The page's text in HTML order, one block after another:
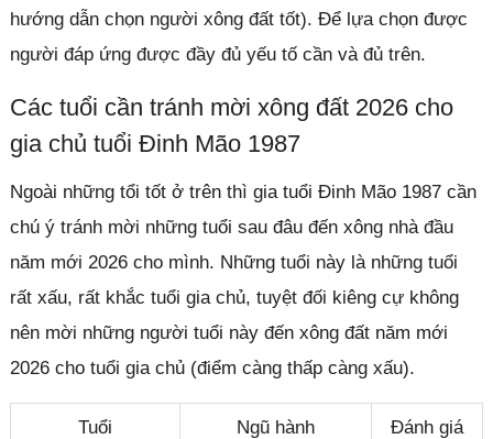
hướng dẫn chọn người xông đất tốt). Để lựa chọn được
người đáp ứng được đầy đủ yếu tố cần và đủ trên.
Các tuổi cần tránh mời xông đất 2026 cho
gia chủ tuổi Đinh Mão 1987
Ngoài những tổi tốt ở trên thì gia tuổi Đinh Mão 1987 cần
chú ý tránh mời những tuổi sau đâu đến xông nhà đầu
năm mới 2026 cho mình. Những tuổi này là những tuổi
rất xấu, rất khắc tuổi gia chủ, tuyệt đối kiêng cự không
nên mời những người tuổi này đến xông đất năm mới
2026 cho tuổi gia chủ (điểm càng thấp càng xấu).
Tuổi Ngũ hành Đánh giá